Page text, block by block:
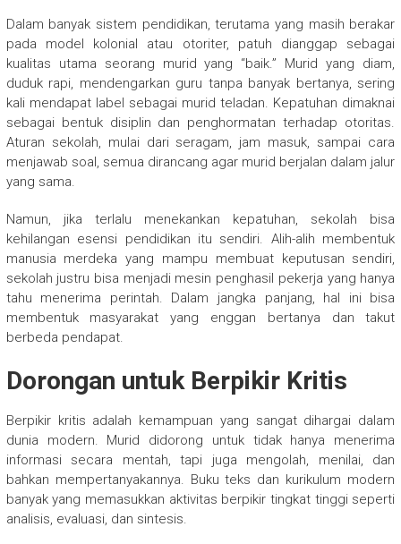
Dalam banyak sistem pendidikan, terutama yang masih berakar
pada model kolonial atau otoriter, patuh dianggap sebagai
kualitas utama seorang murid yang “baik.” Murid yang diam,
duduk rapi, mendengarkan guru tanpa banyak bertanya, sering
kali mendapat label sebagai murid teladan. Kepatuhan dimaknai
sebagai bentuk disiplin dan penghormatan terhadap otoritas.
Aturan sekolah, mulai dari seragam, jam masuk, sampai cara
menjawab soal, semua dirancang agar murid berjalan dalam jalur
yang sama.
Namun, jika terlalu menekankan kepatuhan, sekolah bisa
kehilangan esensi pendidikan itu sendiri. Alih-alih membentuk
manusia merdeka yang mampu membuat keputusan sendiri,
sekolah justru bisa menjadi mesin penghasil pekerja yang hanya
tahu menerima perintah. Dalam jangka panjang, hal ini bisa
membentuk masyarakat yang enggan bertanya dan takut
berbeda pendapat.
Dorongan untuk Berpikir Kritis
Berpikir kritis adalah kemampuan yang sangat dihargai dalam
dunia modern. Murid didorong untuk tidak hanya menerima
informasi secara mentah, tapi juga mengolah, menilai, dan
bahkan mempertanyakannya. Buku teks dan kurikulum modern
banyak yang memasukkan aktivitas berpikir tingkat tinggi seperti
analisis, evaluasi, dan sintesis.